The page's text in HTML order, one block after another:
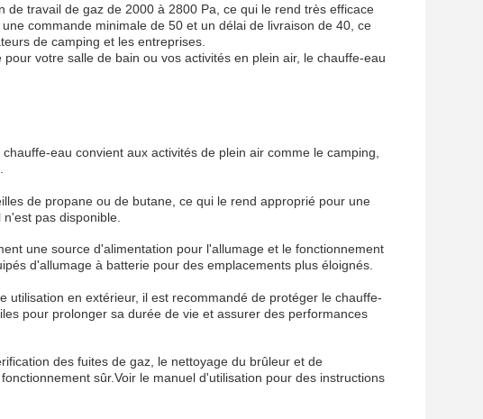
travail de gaz de 2000 à 2800 Pa, ce qui le rend très efficace
commande minimale de 50 et un délai de livraison de 40, ce
de camping et les entreprises.
votre salle de bain ou vos activités en plein air, le chauffe-eau
chauffe-eau convient aux activités de plein air comme le camping,
de propane ou de butane, ce qui le rend approprié pour une
pas disponible.
une source d'alimentation pour l'allumage et le fonctionnement
d'allumage à batterie pour des emplacements plus éloignés.
utilisation en extérieur, il est recommandé de protéger le chauffe-
pour prolonger sa durée de vie et assurer des performances
des fuites de gaz, le nettoyage du brûleur et de
sûr.Voir le manuel d'utilisation pour des instructions